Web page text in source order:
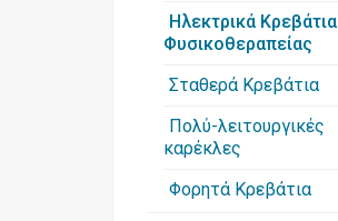
Ηλεκτρικά Κρεβάτια
Φυσικοθεραπείας
Σταθερά Κρεβάτια
Πολύ-λειτουργικές
καρέκλες
Φορητά Κρεβάτια